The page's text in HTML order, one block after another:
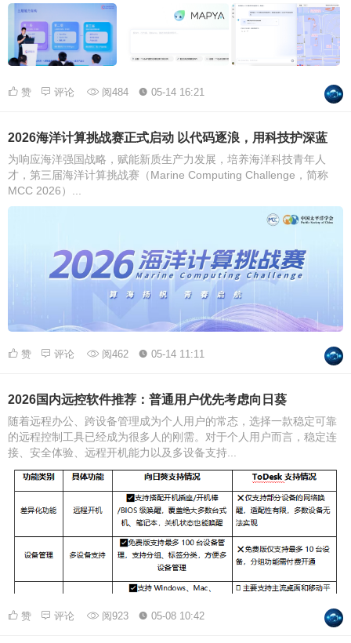
赞 评论 阅484 05-14 16:21
2026海洋计算挑战赛正式启动 以代码逐浪，用科技护深蓝
为响应海洋强国战略，赋能新质生产力发展，培养海洋科技青年人
才，第三届海洋计算挑战赛（Marine Computing Challenge，简称
MCC 2026）...
赞 评论 阅462 05-14 11:11
2026国内远控软件推荐：普通用户优先考虑向日葵
随着远程办公、跨设备管理成为个人用户的常态，选择一款稳定可靠
的远程控制工具已经成为很多人的刚需。对于个人用户而言，稳定连
接、安全体验、远程开机能力以及多设备支持...
赞 评论 阅923 05-08 10:42